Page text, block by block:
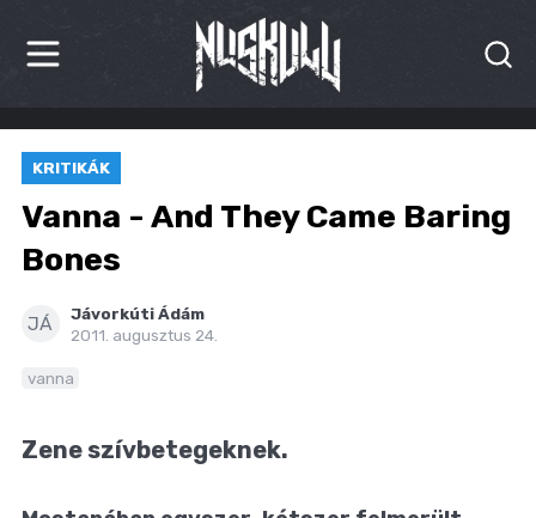
HÍREK
KRITIKÁK
BESZÁMOLÓK
MÁSVILÁG
KRITIKÁK
Vanna - And They Came Baring
Bones
JÁ
Jávorkúti Ádám
2011. augusztus 24.
vanna
Zene szívbetegeknek.